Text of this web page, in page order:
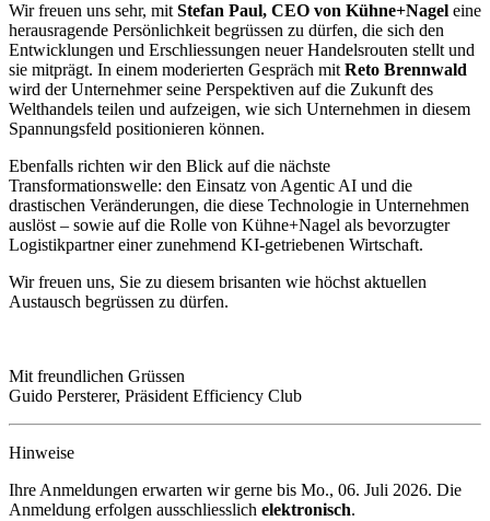
Wir freuen uns sehr, mit Stefan Paul, CEO von Kühne+Nagel eine
herausragende Persönlichkeit begrüssen zu dürfen, die sich den
Entwicklungen und Erschliessungen neuer Handelsrouten stellt und
sie mitprägt. In einem moderierten Gespräch mit Reto Brennwald
wird der Unternehmer seine Perspektiven auf die Zukunft des
Welthandels teilen und aufzeigen, wie sich Unternehmen in diesem
Spannungsfeld positionieren können.
Ebenfalls richten wir den Blick auf die nächste
Transformationswelle: den Einsatz von Agentic AI und die
drastischen Veränderungen, die diese Technologie in Unternehmen
auslöst – sowie auf die Rolle von Kühne+Nagel als bevorzugter
Logistikpartner einer zunehmend KI-getriebenen Wirtschaft.
Wir freuen uns, Sie zu diesem brisanten wie höchst aktuellen
Austausch begrüssen zu dürfen.
Mit freundlichen Grüssen
Guido Persterer, Präsident Efficiency Club
Hinweise
Ihre Anmeldungen erwarten wir gerne bis Mo., 06. Juli 2026. Die
Anmeldung erfolgen ausschliesslich elektronisch.